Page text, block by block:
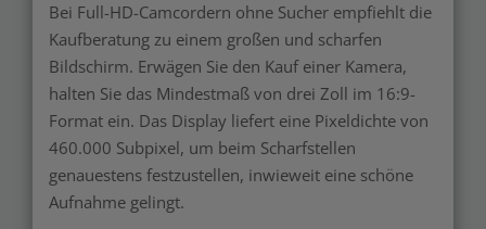
Bei Full-HD-Camcordern ohne Sucher empfiehlt die
Kaufberatung zu einem großen und scharfen
Bildschirm. Erwägen Sie den Kauf einer Kamera,
halten Sie das Mindestmaß von drei Zoll im 16:9-
Format ein. Das Display liefert eine Pixeldichte von
460.000 Subpixel, um beim Scharfstellen
genauestens festzustellen, inwieweit eine schöne
Aufnahme gelingt.